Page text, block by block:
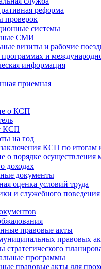
реформа
проверок
системы
СМИ
визиты и рабочие
и
информация
приемная
о КСП
КСП
на год
КСП по итогам
о порядке осуществления
доходах
документы
оценка условий труда
и служебного поведения
правовые акты
правовых
стратегического
программы
правовые акты для